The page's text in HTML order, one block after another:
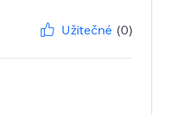
Užitečné (0)